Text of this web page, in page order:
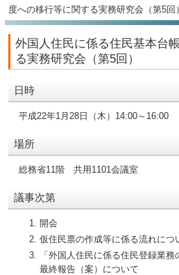
度への移行等に関する実務研究会（第5回）
外国人住民に係る住民基本台
る実務研究会（第5回）
日時
平成22年1月28日（木）14:00～16:00
場所
総務省11階 共用1101会議室
議事次第
開会
仮住民票の作成等に係る流れにつ
「外国人住民に係る住民登録業務
最終報告（案）について